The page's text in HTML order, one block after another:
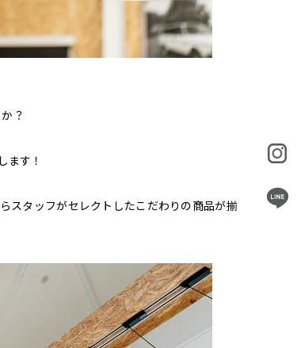
？
ます！
スタッフがセレクトしたこだわりの商品が揃